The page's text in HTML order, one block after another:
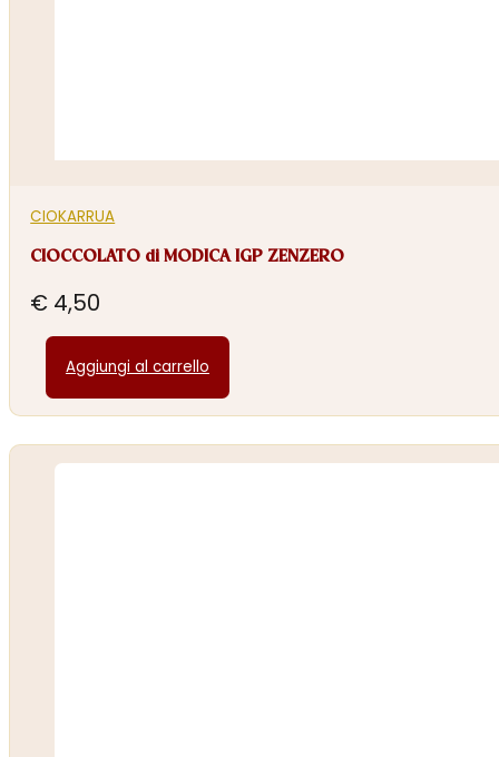
CIOKARRUA
CIOCCOLATO di MODICA IGP ZENZERO
€ 4,50
Aggiungi al carrello